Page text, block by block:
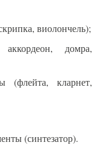
виолончель);
домра,
(флейта, кларнет,
(синтезатор).